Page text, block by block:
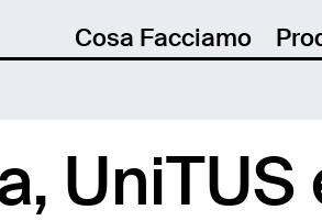
Cosa Facciamo
UniTUS